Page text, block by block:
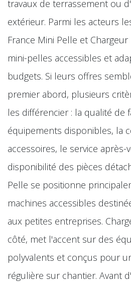
travaux de terrassement ou
extérieur. Parmi les acteurs
France Mini Pelle et
mini-pelles accessibles et
budgets. Si leurs offres
premier abord, plusieurs
les différencier : la qualité de
équipements disponibles, la
accessoires, le service après-
disponibilité des pièces
Pelle se positionne
machines accessibles
aux petites entreprises.
côté, met l'accent sur des
polyvalents et conçus pour
régulière sur chantier. Avant